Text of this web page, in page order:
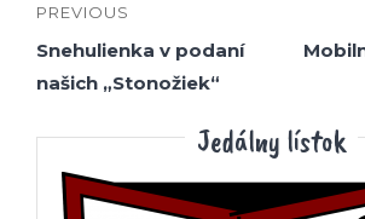
PREVIOUS
Snehulienka v podaní
našich „Stonožiek“
Jedálny lístok